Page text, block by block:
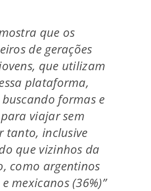
que os
de gerações
que utilizam
plataforma,
formas e
viajar sem
tanto, inclusive
que vizinhos da
como argentinos
e mexicanos (36%)”